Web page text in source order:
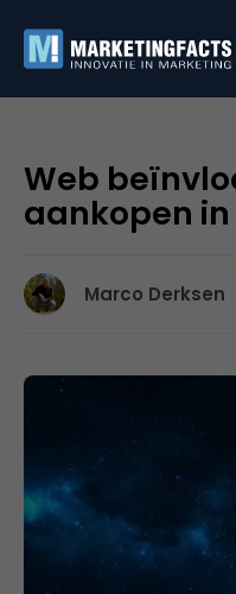
Web
aankopen in
Marco Derksen